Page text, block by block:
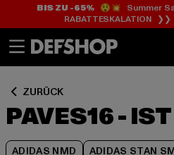
BIS ZU -65%😲💥 Summer
RABATTESKALATION ❯❯
ZURÜCK
PAVES16 -
ADIDAS NMD ADIDAS STAN